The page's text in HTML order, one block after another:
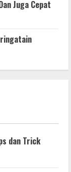
Juga Cepat
dan Trick